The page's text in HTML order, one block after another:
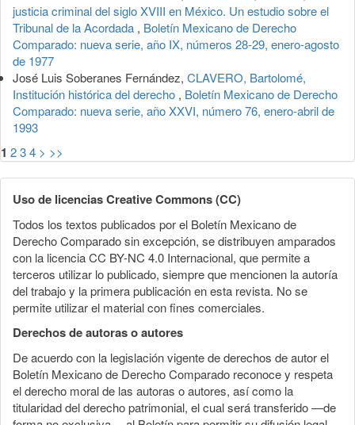
justicia criminal del siglo XVIII en México. Un estudio sobre el
Tribunal de la Acordada , Boletín Mexicano de Derecho
Comparado: nueva serie, año IX, números 28-29, enero-agosto
de 1977
José Luis Soberanes Fernández, CLAVERO, Bartolomé,
Institución histórica del derecho , Boletín Mexicano de Derecho
Comparado: nueva serie, año XXVI, número 76, enero-abril de
1993
1 234 > >>
Uso de licencias Creative Commons (CC)
Todos los textos publicados por el Boletín Mexicano de
Derecho Comparado sin excepción, se distribuyen amparados
con la licencia CC BY-NC 4.0 Internacional, que permite a
terceros utilizar lo publicado, siempre que mencionen la autoría
del trabajo y la primera publicación en esta revista. No se
permite utilizar el material con fines comerciales.
Derechos de autoras o autores
De acuerdo con la legislación vigente de derechos de autor el
Boletín Mexicano de Derecho Comparado reconoce y respeta
el derecho moral de las autoras o autores, así como la
titularidad del derecho patrimonial, el cual será transferido —de